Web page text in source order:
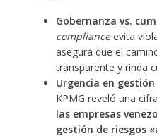
Gobernanza vs.
complianceevita
asegura que el
transparente y rinda
Urgencia en
KPMG reveló una
las empresas
gestión de riesgos